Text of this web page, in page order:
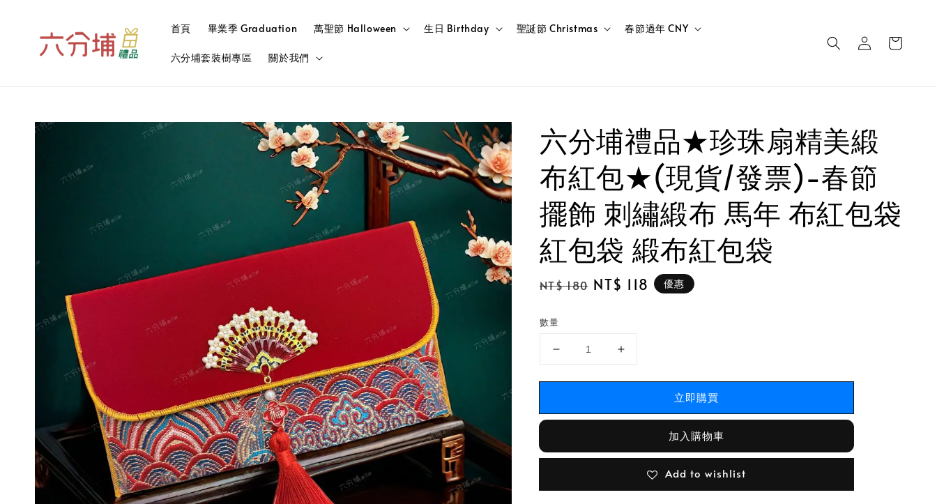
首頁 畢業季 Graduation 萬聖節 Halloween 生日 Birthday 聖誕節 Christmas 春節過年 CNY
六分埔套裝樹專區 關於我們
六分埔禮品★珍珠扇精美緞
布紅包★(現貨/發票)-春節
擺飾 刺繡緞布 馬年 布紅包袋
紅包袋 緞布紅包袋
Regular
NT$ 180 Sale
NT$ 118 優惠
數量
立即購買
加入購物車
Add to wishlist